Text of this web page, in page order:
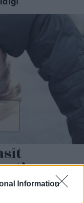
Information